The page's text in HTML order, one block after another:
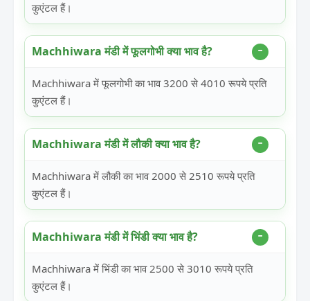
कुएंटल हैं।
Machhiwara मंडी में फूलगोभी क्या भाव है?
Machhiwara में फूलगोभी का भाव 3200 से 4010 रूपये प्रति
कुएंटल हैं।
Machhiwara मंडी में लौकी क्या भाव है?
Machhiwara में लौकी का भाव 2000 से 2510 रूपये प्रति
कुएंटल हैं।
Machhiwara मंडी में भिंडी क्या भाव है?
Machhiwara में भिंडी का भाव 2500 से 3010 रूपये प्रति
कुएंटल हैं।